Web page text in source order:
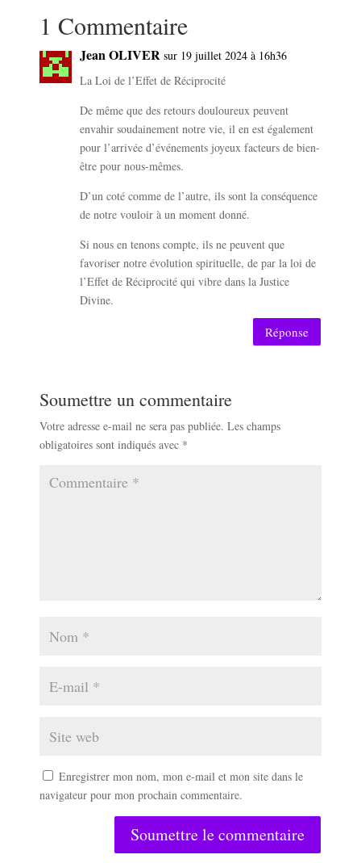
1 Commentaire
Jean OLIVER sur 19 juillet 2024 à 16h36
La Loi de l’Effet de Réciprocité
De même que des retours douloureux peuvent
envahir soudainement notre vie, il en est également
pour l’arrivée d’événements joyeux facteurs de bien-
être pour nous-mêmes.
D’un coté comme de l’autre, ils sont la conséquence
de notre vouloir à un moment donné.
Si nous en tenons compte, ils ne peuvent que
favoriser notre évolution spirituelle, de par la loi de
l’Effet de Réciprocité qui vibre dans la Justice
Divine.
Réponse
Soumettre un commentaire
Votre adresse e-mail ne sera pas publiée. Les champs
obligatoires sont indiqués avec *
Enregistrer mon nom, mon e-mail et mon site dans le
navigateur pour mon prochain commentaire.
Soumettre le commentaire